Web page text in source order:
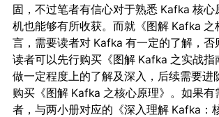
固，不过笔者有信心对于熟悉 Kafka 核心
机也能够有所收获。而就《图解 Kafka 之
言，需要读者对 Kafka 有一定的了解，否
读者可以先行购买《图解 Kafka 之实战指
做一定程度上的了解及深入，后续需要进
购买《图解 Kafka 之核心原理》。如果有
者，与两小册对应的《深入理解 Kafka：